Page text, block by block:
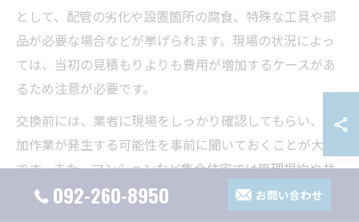
として、配管の劣化や設置箇所の腐食、特殊な工具や部
品が必要な場合などが挙げられます。現場の状況によっ
ては、当初の見積もりよりも費用が増加するケースがあ
るため注意が必要です。
交換前には、業者に現場をしっかり確認してもらい、追
加作業が発生する可能性を事前に聞いておくことが大切
です。また、マンションなど集合住宅では管理規約や共
用部の制限がある場合もあるため、事前に確認しましょ
092-260-8950 お問い合わせ